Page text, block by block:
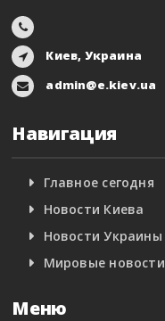
Киев, Украина
admin@e.kiev.ua
Навигация
Главное сегодня
Новости Киева
Новости Украины
Мировые новости
Меню